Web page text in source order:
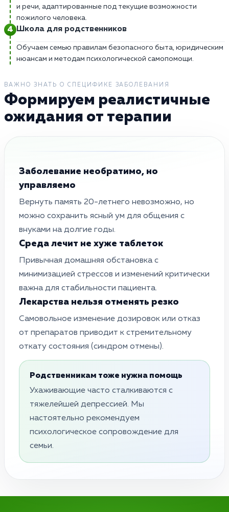
и речи, адаптированные под текущие возможности
пожилого человека.
Школа для родственников
Обучаем семью правилам безопасного быта, юридическим
нюансам и методам психологической самопомощи.
ВАЖНО ЗНАТЬ О СПЕЦИФИКЕ ЗАБОЛЕВАНИЯ
Формируем реалистичные
ожидания от терапии
Заболевание необратимо, но
управляемо
Вернуть память 20-летнего невозможно, но
можно сохранить ясный ум для общения с
внуками на долгие годы.
Среда лечит не хуже таблеток
Привычная домашняя обстановка с
минимизацией стрессов и изменений критически
важна для стабильности пациента.
Лекарства нельзя отменять резко
Самовольное изменение дозировок или отказ
от препаратов приводит к стремительному
откату состояния (синдром отмены).
Родственникам тоже нужна помощь
Ухаживающие часто сталкиваются с
тяжелейшей депрессией. Мы
настоятельно рекомендуем
психологическое сопровождение для
семьи.